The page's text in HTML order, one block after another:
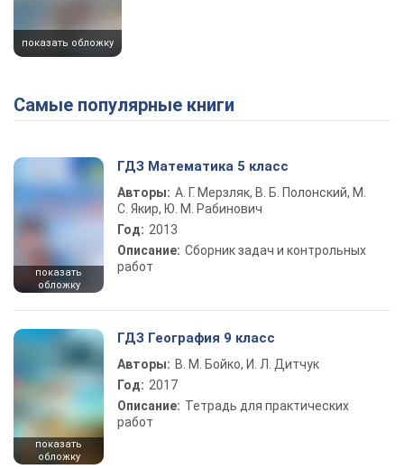
показать обложку
Самые популярные книги
показать
обложку
ГДЗ Математика 5 класс
Авторы: А. Г. Мерзляк, В. Б. Полонский, М.
С. Якир, Ю. М. Рабинович
Год: 2013
Описание: Сборник задач и контрольных
работ
показать
обложку
ГДЗ География 9 класс
Авторы: В. М. Бойко, И. Л. Дитчук
Год: 2017
Описание: Тетрадь для практических
работ